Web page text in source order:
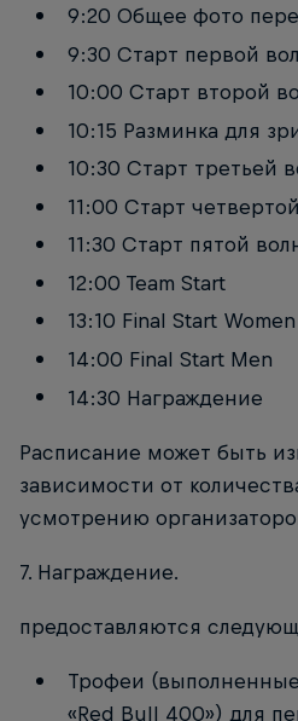
9:20 Общее фото
9:30 Старт первой
10:00 Старт второй
10:15 Разминка для
10:30 Старт третьей
11:00 Старт
11:30 Старт пятой
12:00 Team Start
13:10 Final Start Women
14:00 Final Start Men
14:30 Награждение
Расписание может быть
зависимости от
усмотрению
7. Награждение.
предоставляются
Трофеи
«Red Bull 400») для